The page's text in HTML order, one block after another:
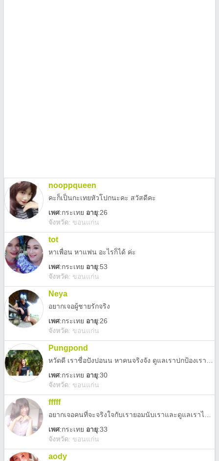
nooppqueen
คะก็เป็นกะเทยหัวโปกนะคะ สวัสดีคะ
เพศ:กระเทย อายุ:26
จังหวัด: ขอนแก่น
tot
หาเพื่อน หาแฟน อะไรก็ได้ ค่ะ
เพศ:กระเทย อายุ:53
จังหวัด: ขอนแก่น
Neya
อยากเจอผู้ชายรักจริง
เพศ:กระเทย อายุ:26
จังหวัด: ขอนแก่น
Pungpond
เพศ:กระเทย อายุ:30
จังหวัด: ขอนแก่น
fffff
เพศ:กระเทย อายุ:33
จังหวัด: ขอนแก่น
aody